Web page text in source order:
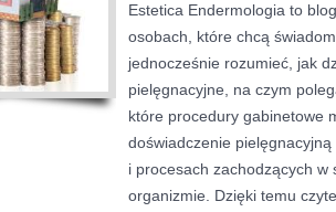
Estetica Endermologia to
osobach, które chcą
jednocześnie rozumieć, jak
pielęgnacyjne, na czym
które procedury gabinetowe
doświadczenie
i procesach zachodzących w
organizmie. Dzięki temu